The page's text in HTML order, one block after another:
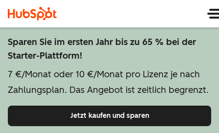
Sparen Sie im ersten Jahr bis zu 65 % bei der
Starter-Plattform!
7 €/Monat oder 10 €/Monat pro Lizenz je nach
Zahlungsplan. Das Angebot ist zeitlich begrenzt.
Jetzt kaufen und sparen